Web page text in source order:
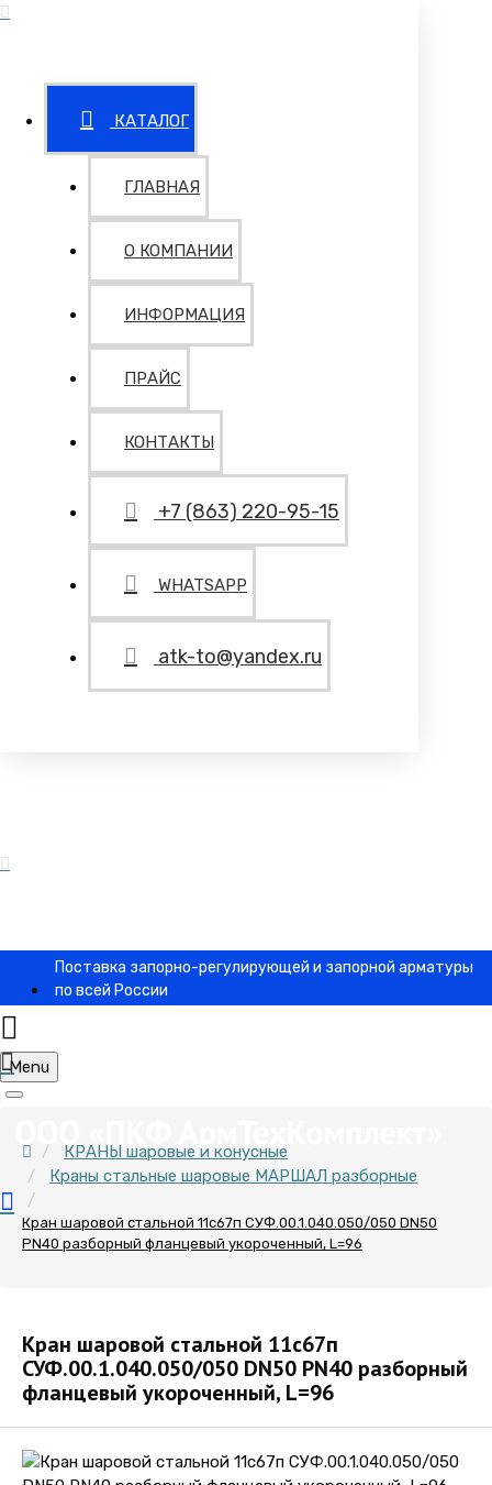
КАТАЛОГ
ГЛАВНАЯ
О КОМПАНИИ
ИНФОРМАЦИЯ
ПРАЙС
КОНТАКТЫ
+7 (863) 220-95-15
WHATSAPP
atk-to@yandex.ru
Поставка запорно-регулирующей и запорной арматуры
по всей России
Menu
КРАНЫ шаровые и конусные
Краны стальные шаровые МАРШАЛ разборные
Кран шаровой стальной 11с67п СУФ.00.1.040.050/050 DN50
PN40 разборный фланцевый укороченный, L=96
Кран шаровой стальной 11с67п
СУФ.00.1.040.050/050 DN50 PN40 разборный
фланцевый укороченный, L=96